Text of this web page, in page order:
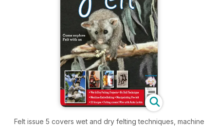
Felt issue 5 covers wet and dry felting techniques, machine